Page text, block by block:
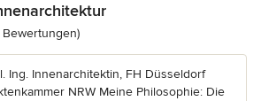
5 von 5 Sternen
Bewertungen)
Ing. Innenarchitektin, FH Düsseldorf
NRW Meine Philosophie: Die